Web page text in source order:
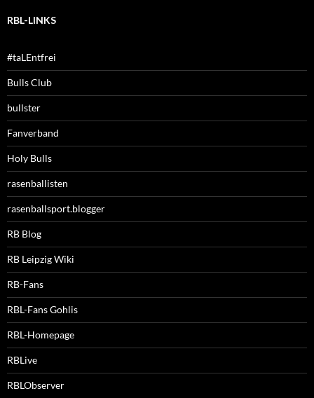
RBL-LINKS
#taLEntfrei
Bulls Club
bullster
Fanverband
Holy Bulls
rasenballisten
rasenballsport.blogger
RB Blog
RB Leipzig Wiki
RB-Fans
RBL-Fans Gohlis
RBL-Homepage
RBLive
RBLObserver